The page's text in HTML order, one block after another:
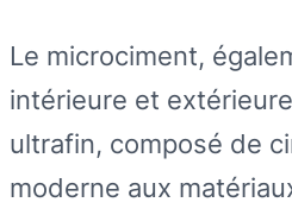
Le microciment,
intérieure et
ultrafin, composé de
moderne aux